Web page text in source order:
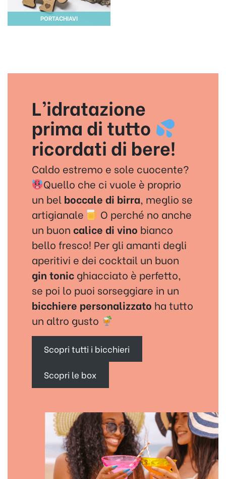
PORTACHIAVI
L’idratazione
prima di tutto
ricordati di bere!
Caldo estremo e sole cuocente?
Quello che ci vuole è proprio
un bel boccale di birra , meglio se
artigianale
O perché no anche
un buon calice di vino bianco
bello fresco! Per gli amanti degli
aperitivi e dei cocktail un buon
gin tonic ghiacciato è perfetto,
se poi lo puoi sorseggiare in un
bicchiere personalizzato ha tutto
un altro gusto
Scopri tutti i bicchieri
Scopri le box